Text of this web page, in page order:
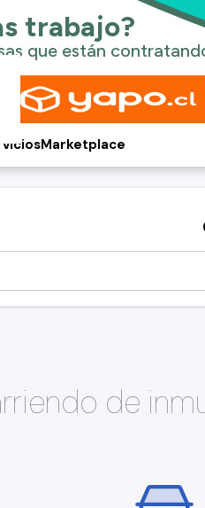
Marketplace
de